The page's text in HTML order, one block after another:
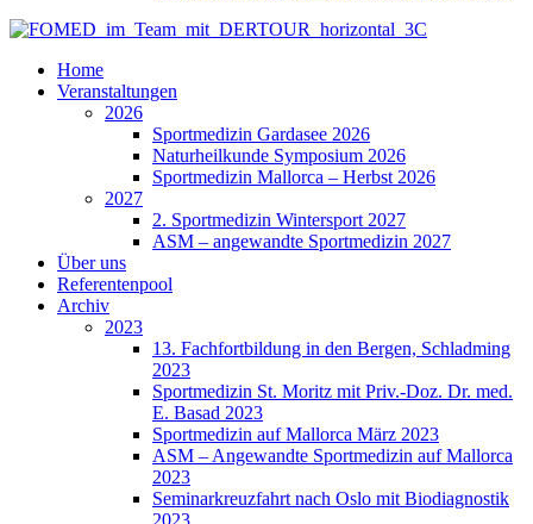
Home
Veranstaltungen
2026
Sportmedizin Gardasee 2026
Naturheilkunde Symposium 2026
Sportmedizin Mallorca – Herbst 2026
2027
2. Sportmedizin Wintersport 2027
ASM – angewandte Sportmedizin 2027
Über uns
Referentenpool
Archiv
2023
13. Fachfortbildung in den Bergen, Schladming
2023
Sportmedizin St. Moritz mit Priv.-Doz. Dr. med.
E. Basad 2023
Sportmedizin auf Mallorca März 2023
ASM – Angewandte Sportmedizin auf Mallorca
2023
Seminarkreuzfahrt nach Oslo mit Biodiagnostik
2023